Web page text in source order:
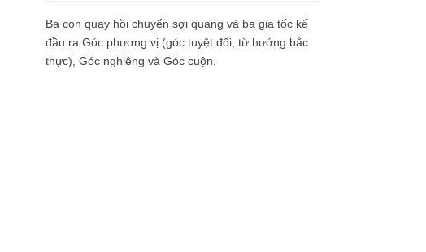
Ba con quay hồi chuyển sợi quang và ba gia tốc kế
đầu ra Góc phương vị (góc tuyệt đối, từ hướng bắc
thực), Góc nghiêng và Góc cuộn.